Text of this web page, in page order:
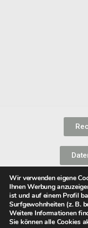
Wir verwenden eigene
Ihnen Werbung
ist und auf einem Profil
Surfgewohnheiten (z. B.
Weitere Informationen
Sie können alle Cookies